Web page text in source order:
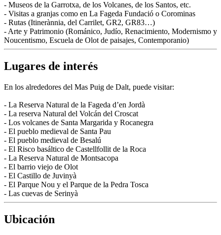
- Museos de la Garrotxa, de los Volcanes, de los Santos, etc.
- Visitas a granjas como en La Fageda Fundació o Corominas
- Rutas (Itinerànnia, del Carrilet, GR2, GR83…)
- Arte y Patrimonio (Románico, Judío, Renacimiento, Modernismo y
Noucentismo, Escuela de Olot de paisajes, Contemporanio)
Lugares de interés
En los alrededores del Mas Puig de Dalt, puede visitar:
- La Reserva Natural de la Fageda d’en Jordà
- La reserva Natural del Volcán del Croscat
- Los volcanes de Santa Margarida y Rocanegra
- El pueblo medieval de Santa Pau
- El pueblo medieval de Besalú
- El Risco basáltico de Castellfollit de la Roca
- La Reserva Natural de Montsacopa
- El barrio viejo de Olot
- El Castillo de Juvinyà
- El Parque Nou y el Parque de la Pedra Tosca
- Las cuevas de Serinyà
Ubicación